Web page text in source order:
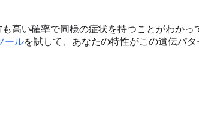
高い確率で同様の症状を持つことがわかっ
ールを試して、あなたの特性がこの遺伝パ